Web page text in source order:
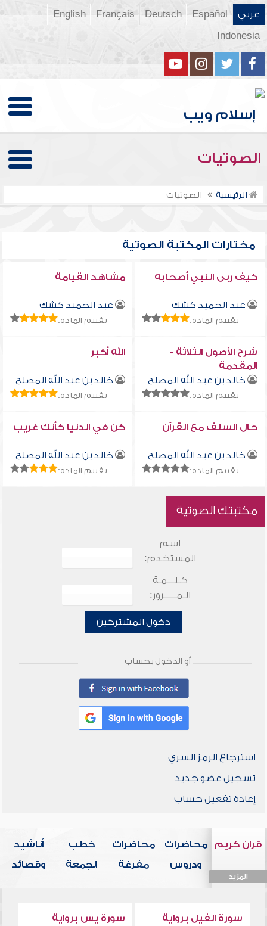
عربي Español
Deutsch
Français
English
Indonesia
الصوتيات
الرئيسية الصوتيات
مختارات المكتبة الصوتية
كيف ربى النبي أصحابه
عبد الحميد كشك
تقييم المادة:
مشاهد القيامة
عبد الحميد كشك
تقييم المادة:
شرح الأصول الثلاثة -
المقدمة
خالد بن عبد الله المصلح
تقييم المادة:
الله أكبر
خالد بن عبد الله المصلح
تقييم المادة:
حال السلف مع القرآن
خالد بن عبد الله المصلح
تقييم المادة:
كن في الدنيا كأنك غريب
خالد بن عبد الله المصلح
تقييم المادة:
مكتبتك الصوتية
اسم
المستخدم:
كـلـــمـة
الـمـــــرور:
دخول المشتركين
أو الدخول بحساب
استرجاع الرمز السري
تسجيل عضو جديد
إعادة تفعيل حساب
قرآن كريم
المزيد
محاضرات
ودروس
محاضرات
مفرغة
خطب
الجمعة
أناشيد
وقصائد
سورة الفيل برواية
سورة يس برواية